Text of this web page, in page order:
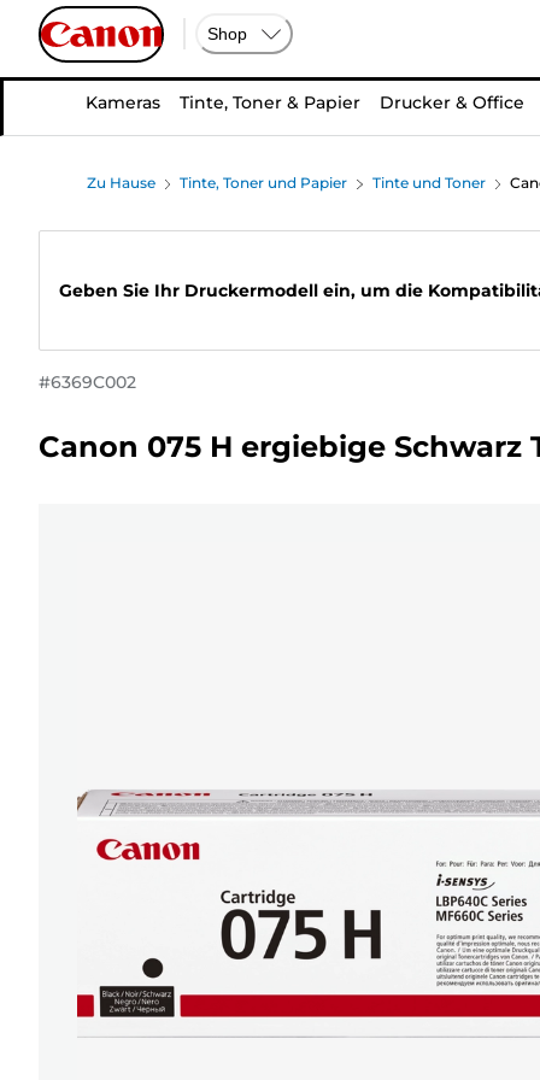
Shop
Kameras Tinte, Toner & Papier Drucker & Office
Zu Hause Tinte, Toner und Papier Tinte und Toner
Geben Sie Ihr Druckermodell ein, um die
#6369C002
Canon 075 H ergiebige Schwarz